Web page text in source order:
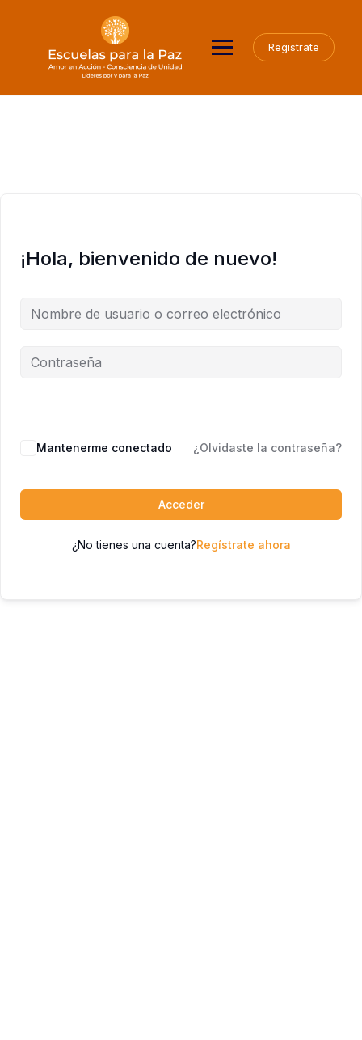
Registrate
¡Hola, bienvenido de nuevo!
Mantenerme conectado ¿Olvidaste la contraseña?
Acceder
¿No tienes una cuenta?Regístrate ahora